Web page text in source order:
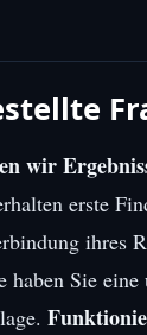
wir
erste
ihres
haben Sie